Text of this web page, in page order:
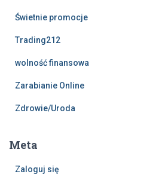
Świetnie promocje
Trading212
wolność finansowa
Zarabianie Online
Zdrowie/Uroda
Meta
Zaloguj się